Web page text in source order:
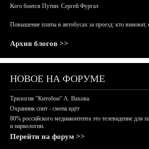
Кого боится Путин: Сергей Фургал
Повышение платы в автобусах за проезд: кто виноват,
Архив блогов >>
НОВОЕ НА ФОРУМЕ
Трилогия "Китобои" А. Вахова.
Охранник спит - смена идёт
80% российского медиаконтента это телевидение для
и наркологии.
Перейти на форум >>